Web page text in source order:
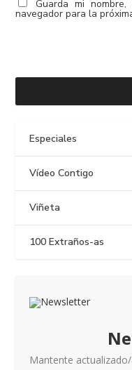
Guarda mi
navegador para la
Especiales
Vídeo Contigo
Viñeta
100 Extraños-as
Mantente